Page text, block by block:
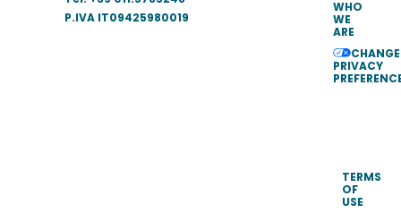
P.IVA IT09425980019
WHO
WE
ARE
CHANGE
PRIVACY
TERMS
OF
USE